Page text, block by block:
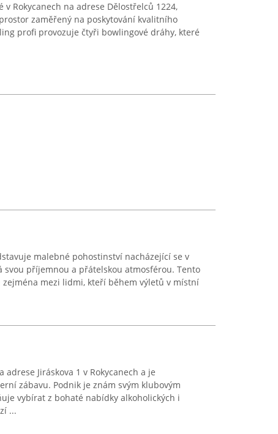
Rokycanech na adrese Dělostřelců 1224,
zaměřený na poskytování kvalitního
profi provozuje čtyři bowlingové dráhy, které
malebné pohostinství nacházející se v
svou příjemnou a přátelskou atmosférou. Tento
mezi lidmi, kteří během výletů v místní
Jiráskova 1 v Rokycanech a je
zábavu. Podnik je znám svým klubovým
vybírat z bohaté nabídky alkoholických i
...